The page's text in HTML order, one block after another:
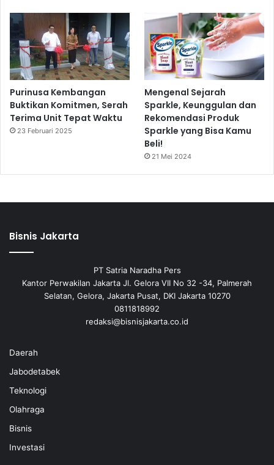
Purinusa Kembangan
Buktikan Komitmen, Serah
Terima Unit Tepat Waktu
23 Februari 2025
Mengenal Sejarah
Sparkle, Keunggulan dan
Rekomendasi Produk
Sparkle yang Bisa Kamu
Beli!
21 Mei 2024
Bisnis Jakarta
PT Satria Naradha Pers
Kantor Perwakilan Jakarta Jl. Gelora VII No 32 -34, Palmerah
Selatan, Gelora, Jakarta Pusat, DKI Jakarta 10270
0811818992
redaksi@bisnisjakarta.co.id
Daerah
Jabodetabek
Teknologi
Olahraga
Bisnis
Investasi